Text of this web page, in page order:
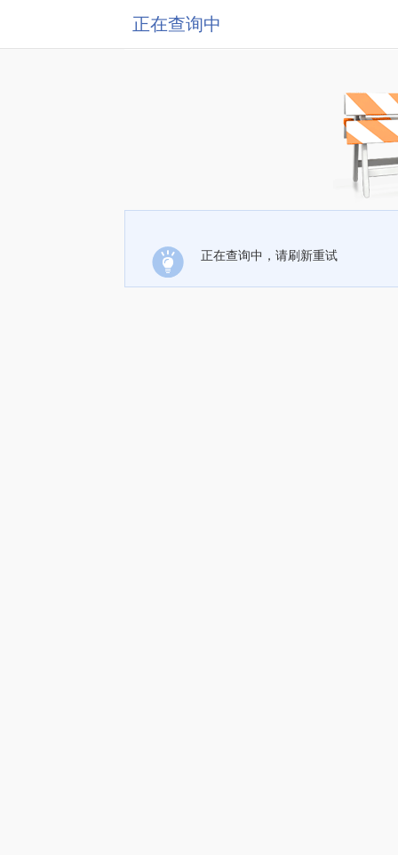
正在查询中
正在查询中，请刷新重试